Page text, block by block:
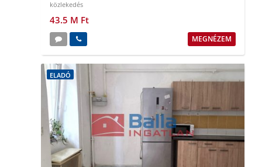
közlekedés
43.5 M Ft
MEGNÉZEM
ELADÓ